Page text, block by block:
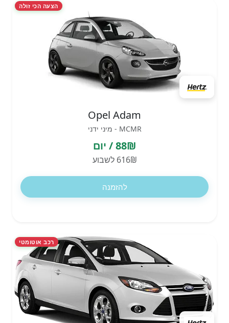
הצעה הכי זולה
Opel Adam
MCMR - מיני ידני
88₪ / יום
616₪ לשבוע
להזמנה
רכב אוטומטי